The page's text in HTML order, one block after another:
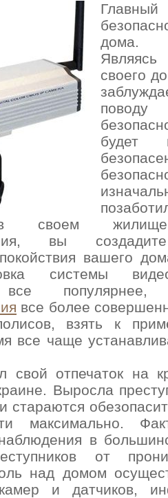
дома.
Являясь
своего
будет
в своем
вы
вашего
системы
все
все более
взять к
все чаще
свой отпечаток на
Выросла
стараются
максимально.
в
от
над домом
и датчиков,